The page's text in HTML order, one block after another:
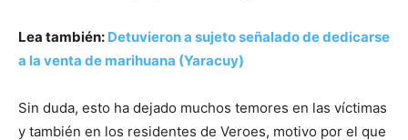
Lea también: Detuvieron a sujeto señalado de dedicarse
a la venta de marihuana (Yaracuy)
Sin duda, esto ha dejado muchos temores en las víctimas
y también en los residentes de Veroes, motivo por el que